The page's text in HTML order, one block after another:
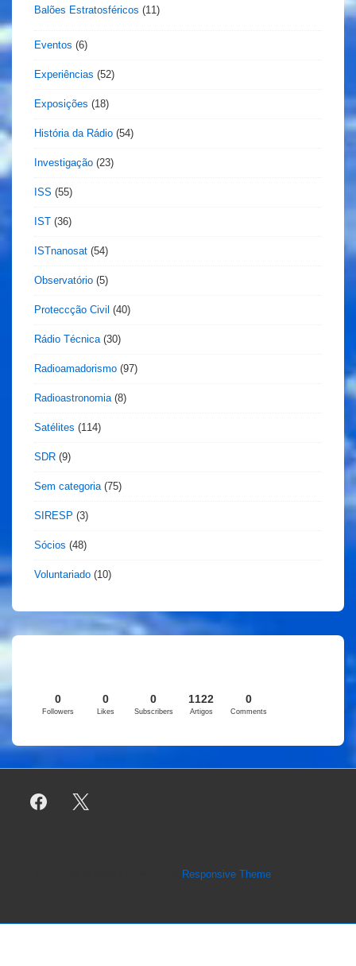
Balões Estratosféricos (11)
Eventos (6)
Experiências (52)
Exposições (18)
História da Rádio (54)
Investigação (23)
ISS (55)
IST (36)
ISTnanosat (54)
Observatório (5)
Proteccção Civil (40)
Rádio Técnica (30)
Radioamadorismo (97)
Radioastronomia (8)
Satélites (114)
SDR (9)
Sem categoria (75)
SIRESP (3)
Sócios (48)
Voluntariado (10)
0
Followers
0
Likes
0
Subscribers
1122
Artigos
0
Comments
Responsive Theme